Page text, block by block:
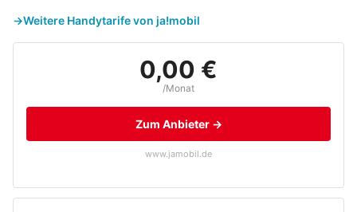
Weitere Handytarife von ja!mobil
0,00 €
/Monat
Zum Anbieter →
www.jamobil.de